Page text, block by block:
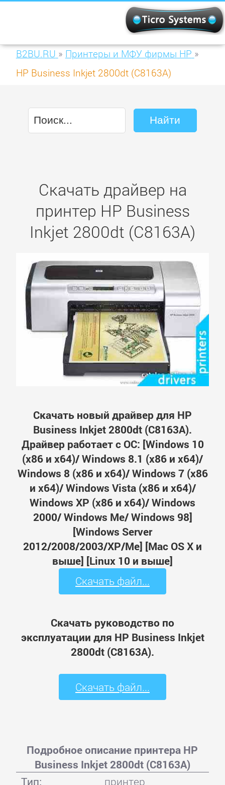
B2BU.RU » Принтеры и МФУ фирмы HP »
HP Business Inkjet 2800dt (C8163A)
Скачать драйвер на
принтер HP Business
Inkjet 2800dt (C8163A)
Скачать новый драйвер для HP
Business Inkjet 2800dt (C8163A).
Драйвер работает с ОС: [Windows 10
(x86 и x64)/ Windows 8.1 (x86 и x64)/
Windows 8 (x86 и x64)/ Windows 7 (x86
и x64)/ Windows Vista (x86 и x64)/
Windows XP (x86 и x64)/ Windows
2000/ Windows Me/ Windows 98]
[Windows Server
2012/2008/2003/XP/Me] [Mac OS X и
выше] [Linux 10 и выше]
Скачать файл...
Скачать руководство по
эксплуатации для HP Business Inkjet
2800dt (C8163A).
Скачать файл...
Подробное описание принтера HP
Business Inkjet 2800dt (C8163A)
Тип:
принтер